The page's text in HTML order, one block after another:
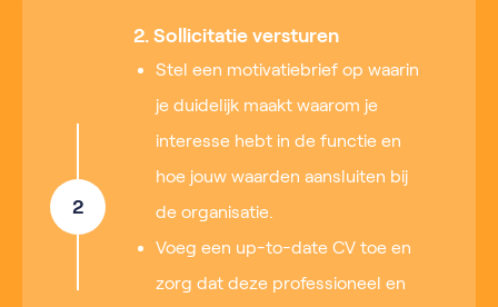
2
2. Sollicitatie versturen
Stel een motivatiebrief op waarin
je duidelijk maakt waarom je
interesse hebt in de functie en
hoe jouw waarden aansluiten bij
de organisatie.
Voeg een up-to-date CV toe en
zorg dat deze professioneel en